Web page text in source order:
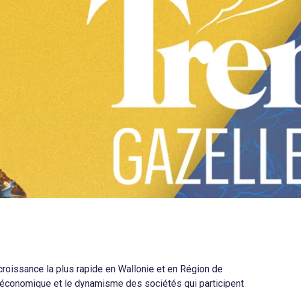
la plus rapide en Wallonie et en Région de
et le dynamisme des sociétés qui participent